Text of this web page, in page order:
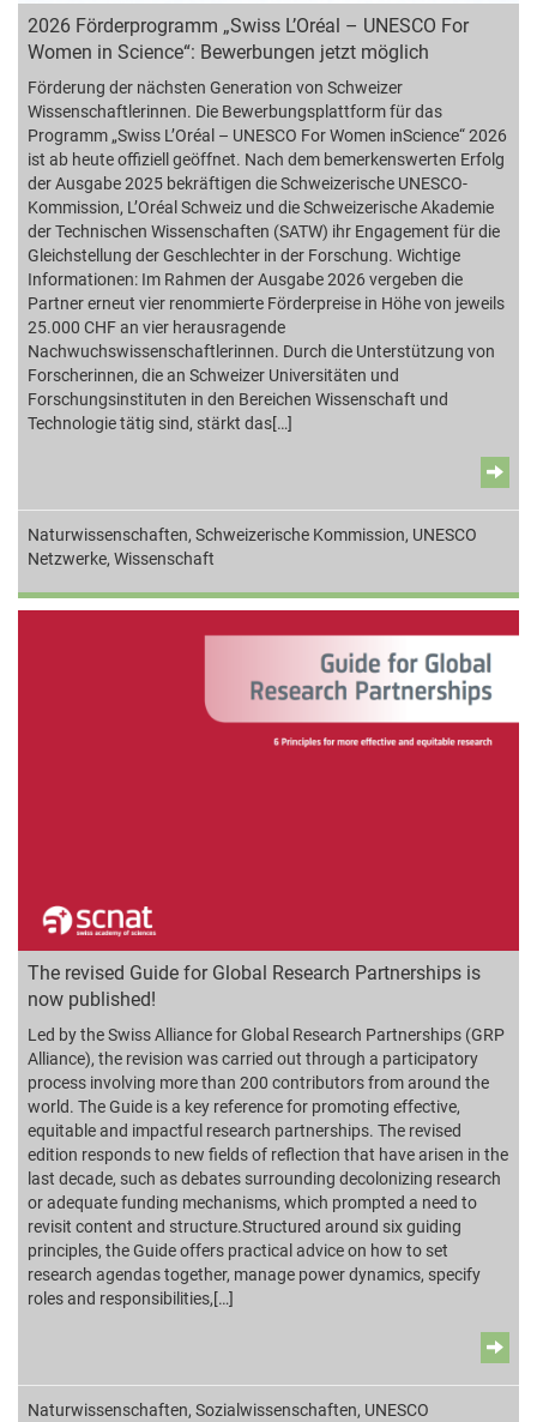
2026 Förderprogramm „Swiss L’Oréal – UNESCO For
Women in Science“: Bewerbungen jetzt möglich
Förderung der nächsten Generation von Schweizer
Wissenschaftlerinnen. Die Bewerbungsplattform für das
Programm „Swiss L’Oréal – UNESCO For Women inScience“ 2026
ist ab heute offiziell geöffnet. Nach dem bemerkenswerten Erfolg
der Ausgabe 2025 bekräftigen die Schweizerische UNESCO-
Kommission, L’Oréal Schweiz und die Schweizerische Akademie
der Technischen Wissenschaften (SATW) ihr Engagement für die
Gleichstellung der Geschlechter in der Forschung. Wichtige
Informationen: Im Rahmen der Ausgabe 2026 vergeben die
Partner erneut vier renommierte Förderpreise in Höhe von jeweils
25.000 CHF an vier herausragende
Nachwuchswissenschaftlerinnen. Durch die Unterstützung von
Forscherinnen, die an Schweizer Universitäten und
Forschungsinstituten in den Bereichen Wissenschaft und
Technologie tätig sind, stärkt das[…]
Naturwissenschaften, Schweizerische Kommission, UNESCO
Netzwerke, Wissenschaft
The revised Guide for Global Research Partnerships is
now published!
Led by the Swiss Alliance for Global Research Partnerships (GRP
Alliance), the revision was carried out through a participatory
process involving more than 200 contributors from around the
world. The Guide is a key reference for promoting effective,
equitable and impactful research partnerships. The revised
edition responds to new fields of reflection that have arisen in the
last decade, such as debates surrounding decolonizing research
or adequate funding mechanisms, which prompted a need to
revisit content and structure.Structured around six guiding
principles, the Guide offers practical advice on how to set
research agendas together, manage power dynamics, specify
roles and responsibilities,[…]
Naturwissenschaften, Sozialwissenschaften, UNESCO